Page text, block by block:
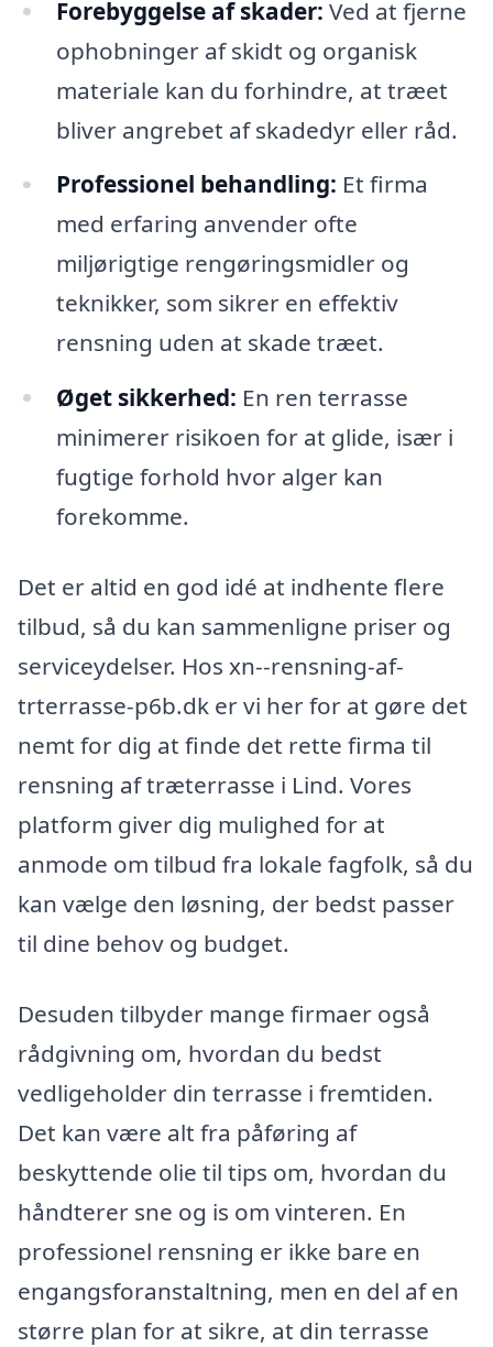
Forebyggelse af skader: Ved at fjerne
ophobninger af skidt og organisk
materiale kan du forhindre, at træet
bliver angrebet af skadedyr eller råd.
Professionel behandling: Et firma
med erfaring anvender ofte
miljørigtige rengøringsmidler og
teknikker, som sikrer en effektiv
rensning uden at skade træet.
Øget sikkerhed: En ren terrasse
minimerer risikoen for at glide, især i
fugtige forhold hvor alger kan
forekomme.
Det er altid en god idé at indhente flere
tilbud, så du kan sammenligne priser og
serviceydelser. Hos xn--rensning-af-
trterrasse-p6b.dk er vi her for at gøre det
nemt for dig at finde det rette firma til
rensning af træterrasse i Lind. Vores
platform giver dig mulighed for at
anmode om tilbud fra lokale fagfolk, så du
kan vælge den løsning, der bedst passer
til dine behov og budget.
Desuden tilbyder mange firmaer også
rådgivning om, hvordan du bedst
vedligeholder din terrasse i fremtiden.
Det kan være alt fra påføring af
beskyttende olie til tips om, hvordan du
håndterer sne og is om vinteren. En
professionel rensning er ikke bare en
engangsforanstaltning, men en del af en
større plan for at sikre, at din terrasse